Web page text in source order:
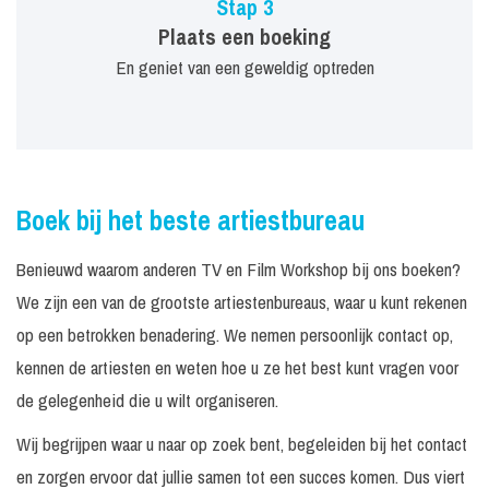
Stap 3
Plaats een boeking
En geniet van een geweldig optreden
Boek bij het beste artiestbureau
Benieuwd waarom anderen TV en Film Workshop bij ons boeken?
We zijn een van de grootste artiestenbureaus, waar u kunt rekenen
op een betrokken benadering. We nemen persoonlijk contact op,
kennen de artiesten en weten hoe u ze het best kunt vragen voor
de gelegenheid die u wilt organiseren.
Wij begrijpen waar u naar op zoek bent, begeleiden bij het contact
en zorgen ervoor dat jullie samen tot een succes komen. Dus viert